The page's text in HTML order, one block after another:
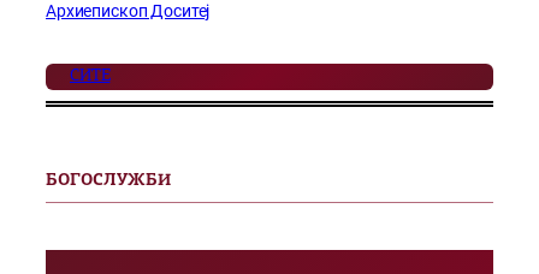
Архиепископ Доситеј
СИТЕ
БОГОСЛУЖБИ